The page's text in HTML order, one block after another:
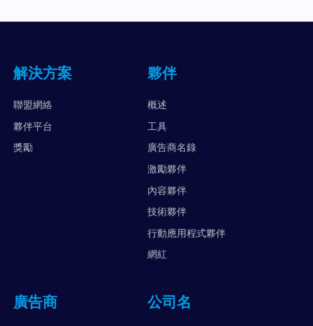
解決方案
聯盟網絡
夥伴平台
獎勵
夥伴
概述
工具
廣告商名錄
激勵夥伴
內容夥伴
技術夥伴
行動應用程式夥伴
網紅
廣告商 公司名